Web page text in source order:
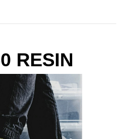
RESIN